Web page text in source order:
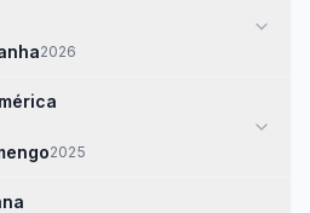
2026
2025